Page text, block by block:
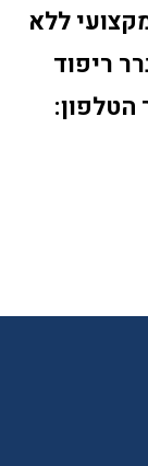
ללא
ריפוד